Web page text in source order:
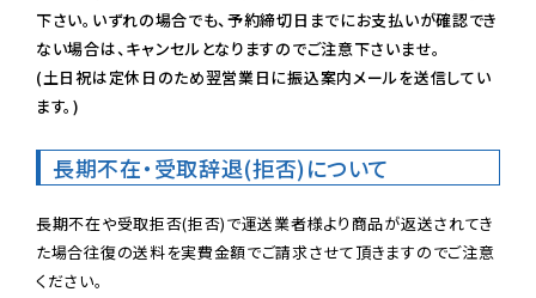
下さい。いずれの場合でも、予約締切日までにお支払いが確認でき
ない場合は、キャンセルとなりますのでご注意下さいませ。
(土日祝は定休日のため翌営業日に振込案内メールを送信してい
ます。)
長期不在・受取辞退(拒否)について
長期不在や受取拒否(拒否)で運送業者様より商品が返送されてき
た場合往復の送料を実費金額でご請求させて頂きますのでご注意
ください。